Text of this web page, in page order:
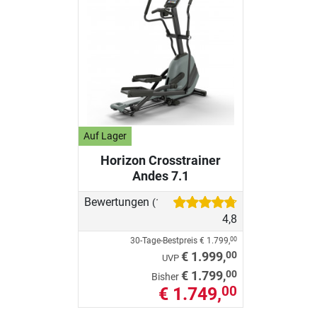
Auf Lager
Horizon Crosstrainer
Andes 7.1
Bewertungen (16)
4,8
30-Tage-Bestpreis € 1.799,00
UVP € 1.999,00
Bisher€ 1.799,00
€ 1.749,00